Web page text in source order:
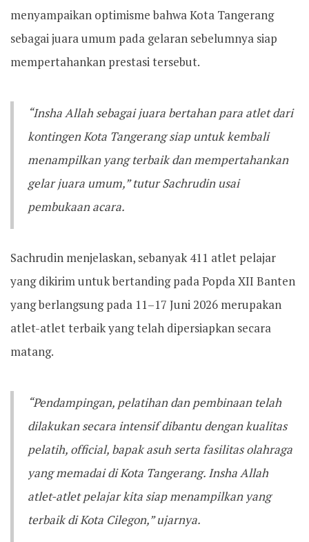
menyampaikan optimisme bahwa Kota Tangerang
sebagai juara umum pada gelaran sebelumnya siap
mempertahankan prestasi tersebut.
“Insha Allah sebagai juara bertahan para atlet dari
kontingen Kota Tangerang siap untuk kembali
menampilkan yang terbaik dan mempertahankan
gelar juara umum,” tutur Sachrudin usai
pembukaan acara.
Sachrudin menjelaskan, sebanyak 411 atlet pelajar
yang dikirim untuk bertanding pada Popda XII Banten
yang berlangsung pada 11–17 Juni 2026 merupakan
atlet-atlet terbaik yang telah dipersiapkan secara
matang.
“Pendampingan, pelatihan dan pembinaan telah
dilakukan secara intensif dibantu dengan kualitas
pelatih, official, bapak asuh serta fasilitas olahraga
yang memadai di Kota Tangerang. Insha Allah
atlet-atlet pelajar kita siap menampilkan yang
terbaik di Kota Cilegon,” ujarnya.